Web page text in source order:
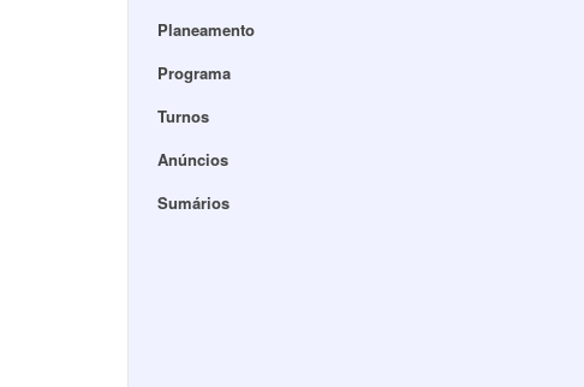
Planeamento
Programa
Turnos
Anúncios
Sumários